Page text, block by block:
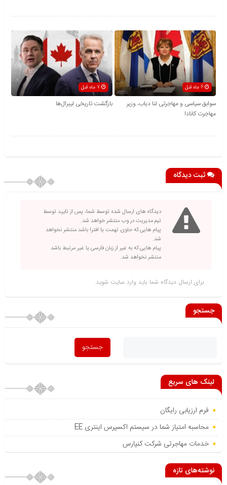
6 ماه قبل
سوابق سیاسی و مهاجرتی لنا دیاب، وزیر
مهاجرت کانادا
بازگشت تاریخی لیبرال‌ها
ثبت دیدگاه
دیدگاه های ارسال شده توسط شما، پس از تایید توسط
تیم مدیریت در وب منتشر خواهد شد.
پیام هایی که حاوی تهمت یا افترا باشد منتشر نخواهد
شد.
پیام هایی که به غیر از زبان فارسی یا غیر مرتبط باشد
منتشر نخواهد شد.
برای ارسال دیدگاه شما باید وارد سایت شوید.
جستجو
لینک های سریع
فرم ارزیابی رایگان
محاسبه امتیاز شما در سیستم اکسپرس اینتری EE
خدمات مهاجرتی شرکت کنپارس
نوشته‌های تازه